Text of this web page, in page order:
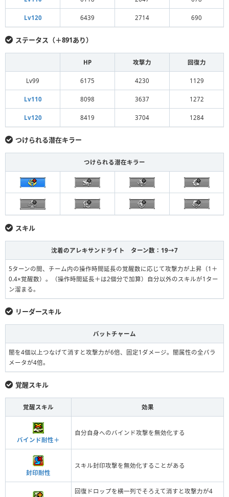
Lv120 6439 2714 690
ステータス（＋891あり）
HP 攻撃力 回復力
Lv99 6175 4230 1129
Lv110 8098 3637 1272
Lv120 8419 3704 1284
つけられる潜在キラー
つけられる潜在キラー
スキル
沈着のアレキサンドライト ターン数：19→7
5ターンの間、チーム内の操作時間延長の覚醒数に応じて攻撃力が上昇（1＋
0.4×覚醒数）。（操作時間延長＋は2個分で加算）自分以外のスキルが1ター
ン溜まる。
リーダースキル
バットチャーム
闇を4個以上つなげて消すと攻撃力が6倍、固定1ダメージ。闇属性の全パラ
メータが4倍。
覚醒スキル
覚醒スキル 効果
バインド耐性＋
自分自身へのバインド攻撃を無効化する
封印耐性
スキル封印攻撃を無効化することがある
回復ドロップを横一列でそろえて消すと攻撃力が4